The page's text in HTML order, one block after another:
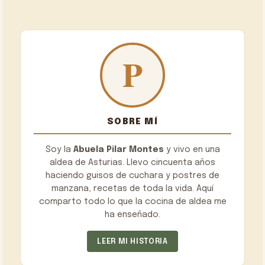
SOBRE MÍ
Soy la Abuela Pilar Montes y vivo en una
aldea de Asturias. Llevo cincuenta años
haciendo guisos de cuchara y postres de
manzana, recetas de toda la vida. Aquí
comparto todo lo que la cocina de aldea me
ha enseñado.
LEER MI HISTORIA